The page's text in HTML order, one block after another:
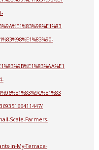
Scale-Farmers-
in-My-Terrace-